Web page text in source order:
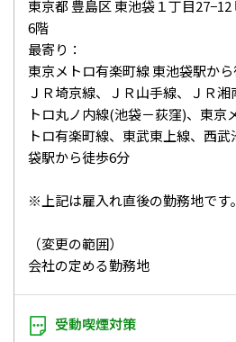
東京都 豊島区 東池袋１丁目
6階
最寄り：
東京メトロ有楽町線 東池袋駅か
ＪＲ埼京線、ＪＲ山手線、ＪＲ
トロ丸ノ内線(池袋－荻窪)、東京
トロ有楽町線、東武東上線、西
袋駅から徒歩6分
※上記は雇入れ直後の勤務地です。
（変更の範囲）
会社の定める勤務地
受動喫煙対策